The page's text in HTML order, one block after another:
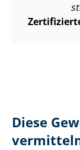
Diese